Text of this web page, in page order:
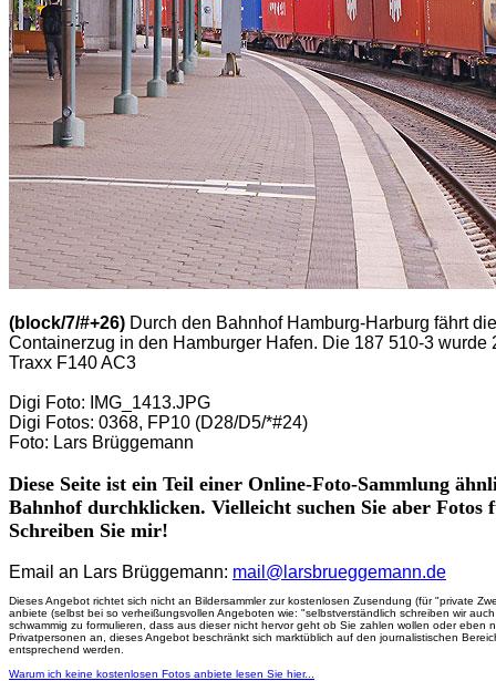
(block/7/#+26) Durch den Bahnhof Hamburg-Harburg fährt
Containerzug in den Hamburger Hafen. Die 187 510-3
Traxx F140 AC3
Digi Foto: IMG_1413.JPG
Digi Fotos: 0368, FP10 (D28/D5/*#24)
Foto: Lars Brüggemann
Diese Seite ist ein Teil einer Online-Foto-Sammlung
Bahnhof durchklicken. Vielleicht suchen Sie aber
Schreiben Sie mir!
Email an Lars Brüggemann: mail@larsbrueggemann.de
Dieses Angebot richtet sich nicht an Bildersammler zur kostenlosen Zusendung (für "private
anbiete (selbst bei so verheißungsvollen Angeboten wie: "selbstverständlich schreiben wir
schwammig zu formulieren, dass aus dieser nicht hervor geht ob Sie zahlen wollen oder
Privatpersonen an, dieses Angebot beschränkt sich marktüblich auf den journalistischen
entsprechend werden.
Warum ich keine kostenlosen Fotos anbiete lesen Sie hier...